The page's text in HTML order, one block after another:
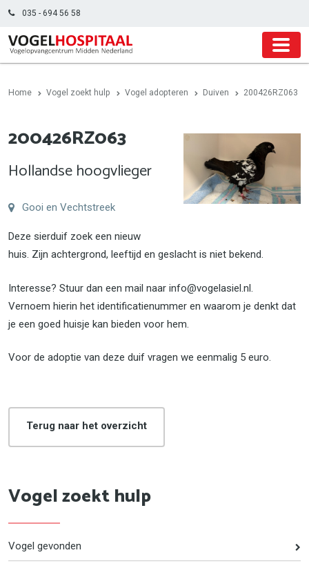
035 - 694 56 58
Home Vogel zoekt hulp Vogel adopteren Duiven 200426RZ063
200426RZ063
Hollandse hoogvlieger
Gooi en Vechtstreek
Deze sierduif zoek een nieuw
huis. Zijn achtergrond, leeftijd en geslacht is niet bekend.
Interesse? Stuur dan een mail naar info@vogelasiel.nl.
Vernoem hierin het identificatienummer en waarom je denkt dat
je een goed huisje kan bieden voor hem.
Voor de adoptie van deze duif vragen we eenmalig 5 euro.
Terug naar het overzicht
Vogel zoekt hulp
Vogel gevonden